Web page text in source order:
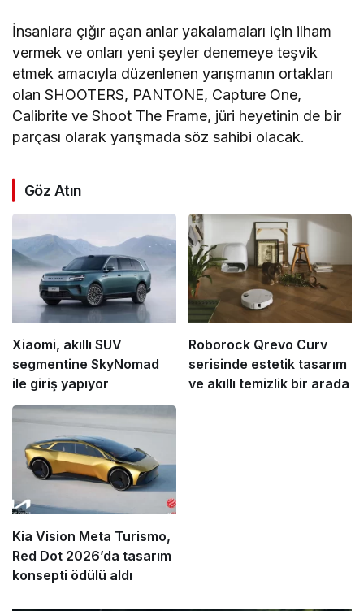
İnsanlara çığır açan anlar yakalamaları için ilham
vermek ve onları yeni şeyler denemeye teşvik
etmek amacıyla düzenlenen yarışmanın ortakları
olan SHOOTERS, PANTONE, Capture One,
Calibrite ve Shoot The Frame, jüri heyetinin de bir
parçası olarak yarışmada söz sahibi olacak.
Göz Atın
Xiaomi, akıllı SUV
segmentine SkyNomad
ile giriş yapıyor
Roborock Qrevo Curv
serisinde estetik tasarım
ve akıllı temizlik bir arada
Kia Vision Meta Turismo,
Red Dot 2026’da tasarım
konsepti ödülü aldı